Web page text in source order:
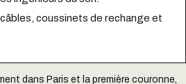
coussinets de rechange et
dans Paris et la première couronne,